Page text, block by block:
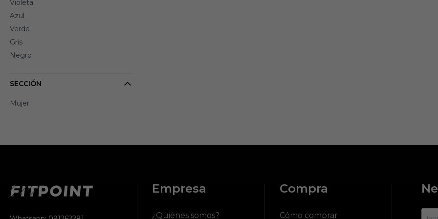
Violeta
Azul
Verde
Gris
Negro
SECCIÓN
Mujer
Empresa
¿Quiénes somos?
Compra
Cómo comprar